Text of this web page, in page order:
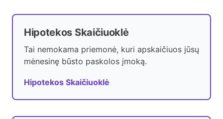
Hipotekos Skaičiuoklė
Tai nemokama priemonė, kuri apskaičiuos jūsų
mėnesinę būsto paskolos įmoką.
Hipotekos Skaičiuoklė